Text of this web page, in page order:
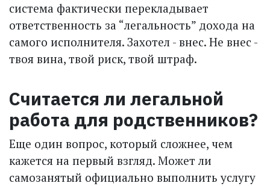
система фактически перекладывает
ответственность за “легальность” дохода на
самого исполнителя. Захотел - внес. Не внес -
твоя вина, твой риск, твой штраф.
Считается ли легальной
работа для родственников?
Еще один вопрос, который сложнее, чем
кажется на первый взгляд. Может ли
самозанятый официально выполнить услугу